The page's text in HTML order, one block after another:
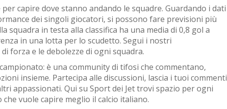
capire dove stanno andando le squadre. Guardando i dati
dei singoli giocatori, si possono fare previsioni più
squadra in testa alla classifica ha una media di 0,8 gol a
in una lotta per lo scudetto. Segui i nostri
forza e le debolezze di ogni squadra.
è una community di tifosi che commentano,
insieme. Partecipa alle discussioni, lascia i tuoi commenti
appassionati. Qui su Sport dei Jet trovi spazio per ogni
vuole capire meglio il calcio italiano.